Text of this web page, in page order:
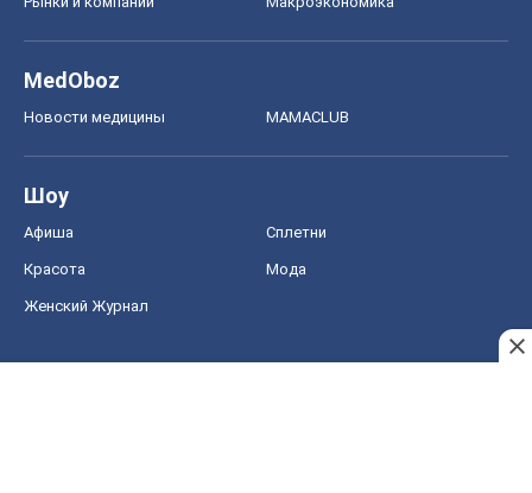
MedOboz
Новости медицины MAMACLUB
Шоу
Афиша Сплетни
Красота Мода
Женский Журнал